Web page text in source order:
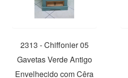
2313 - Chiffonier 05
Gavetas Verde Antigo
Envelhecido com Cêra